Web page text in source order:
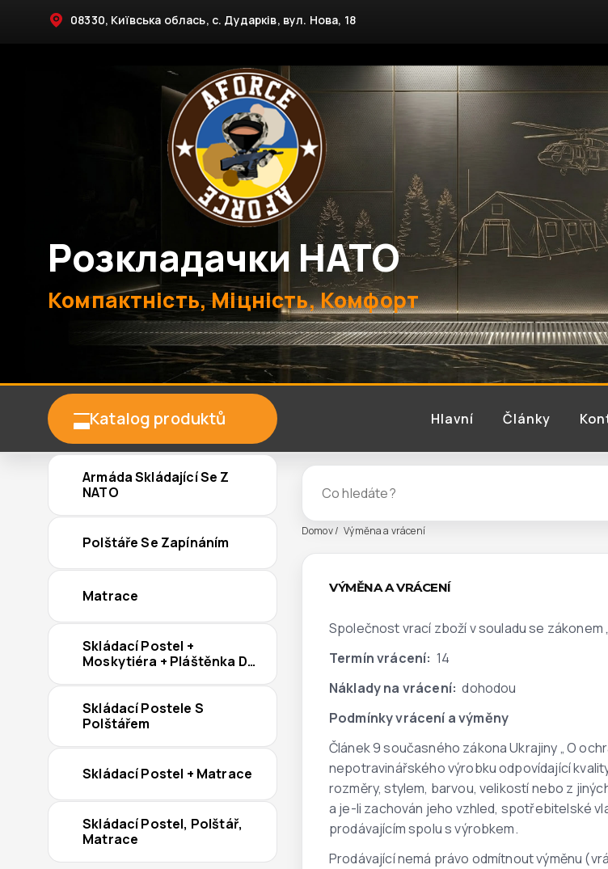
08330, Київська облась, с. Дударків, вул. Нова, 18
Розкладачки НАТО
Компактність, Міцність, Комфорт
Katalog produktů Hlavní Články
Armáda Skládající Se Z
NATO
Polštáře Se Zapínáním
Matrace
Skládací Postel +
Moskytiéra + Pláštěnka Do
Skládací Postele S
Polštářem
Skládací Postel + Matrace
Skládací Postel, Polštář,
Matrace
Domov Výměna a vrácení
VÝMĚNA A VRÁCENÍ
Společnost vrací zboží v souladu se zákonem
Termín vrácení: 14
Náklady na vrácení: dohodou
Podmínky vrácení a výměny
Článek 9 současného zákona Ukrajiny „O
nepotravinářského výrobku odpovídající
rozměry, stylem, barvou, velikostí nebo z
a je-li zachován jeho vzhled, spotřebitelské
prodávajícím spolu s výrobkem.
Prodávající nemá právo odmítnout výměnu